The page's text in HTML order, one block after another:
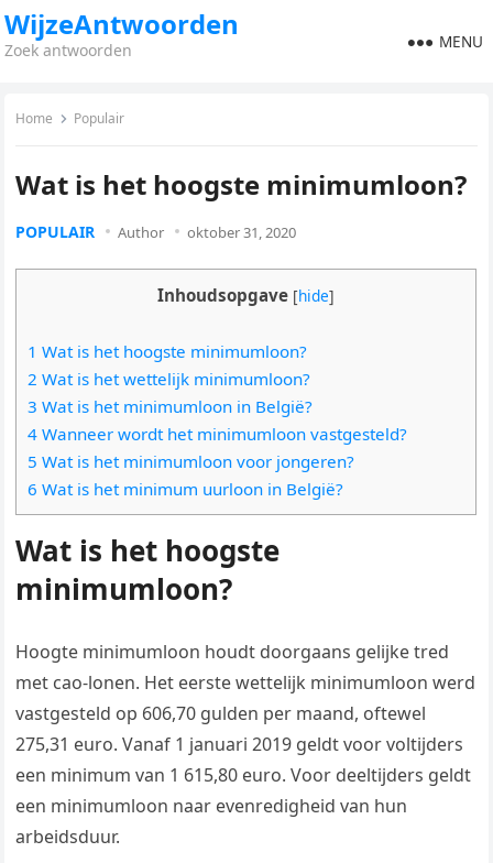
WijzeAntwoorden
Zoek antwoorden MENU
Home Populair
Wat is het hoogste minimumloon?
POPULAIR Author oktober 31, 2020
Inhoudsopgave [hide]
1 Wat is het hoogste minimumloon?
2 Wat is het wettelijk minimumloon?
3 Wat is het minimumloon in België?
4 Wanneer wordt het minimumloon vastgesteld?
5 Wat is het minimumloon voor jongeren?
6 Wat is het minimum uurloon in België?
Wat is het hoogste
minimumloon?
Hoogte minimumloon houdt doorgaans gelijke tred
met cao-lonen. Het eerste wettelijk minimumloon werd
vastgesteld op 606,70 gulden per maand, oftewel
275,31 euro. Vanaf 1 januari 2019 geldt voor voltijders
een minimum van 1 615,80 euro. Voor deeltijders geldt
een minimumloon naar evenredigheid van hun
arbeidsduur.